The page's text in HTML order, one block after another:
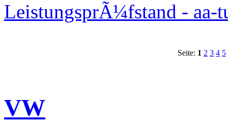
LeistungsprÃ¼fstand - aa-
Seite: 1 2 3 4 5
VW